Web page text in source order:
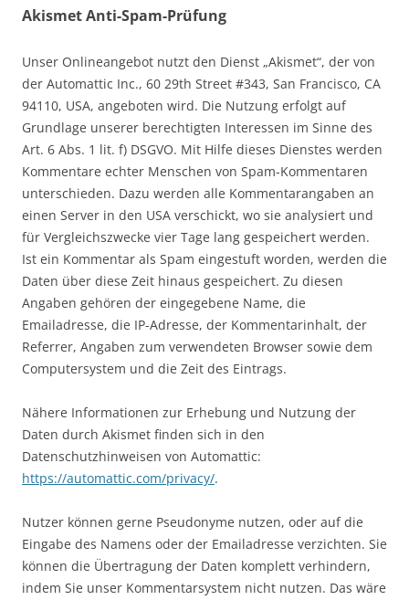
Akismet Anti-Spam-Prüfung
Unser Onlineangebot nutzt den Dienst „Akismet“, der von
der Automattic Inc., 60 29th Street #343, San Francisco, CA
94110, USA, angeboten wird. Die Nutzung erfolgt auf
Grundlage unserer berechtigten Interessen im Sinne des
Art. 6 Abs. 1 lit. f) DSGVO. Mit Hilfe dieses Dienstes werden
Kommentare echter Menschen von Spam-Kommentaren
unterschieden. Dazu werden alle Kommentarangaben an
einen Server in den USA verschickt, wo sie analysiert und
für Vergleichszwecke vier Tage lang gespeichert werden.
Ist ein Kommentar als Spam eingestuft worden, werden die
Daten über diese Zeit hinaus gespeichert. Zu diesen
Angaben gehören der eingegebene Name, die
Emailadresse, die IP-Adresse, der Kommentarinhalt, der
Referrer, Angaben zum verwendeten Browser sowie dem
Computersystem und die Zeit des Eintrags.
Nähere Informationen zur Erhebung und Nutzung der
Daten durch Akismet finden sich in den
Datenschutzhinweisen von Automattic:
https://automattic.com/privacy/.
Nutzer können gerne Pseudonyme nutzen, oder auf die
Eingabe des Namens oder der Emailadresse verzichten. Sie
können die Übertragung der Daten komplett verhindern,
indem Sie unser Kommentarsystem nicht nutzen. Das wäre